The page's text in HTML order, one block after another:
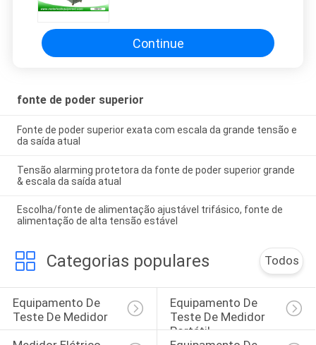
Continue
fonte de poder superior
Fonte de poder superior exata com escala da grande tensão e
da saída atual
Tensão alarming protetora da fonte de poder superior grande
& escala da saída atual
Escolha/fonte de alimentação ajustável trifásico, fonte de
alimentação de alta tensão estável
Categorias populares Todos
Equipamento De
Teste De Medidor
Equipamento De
Teste De Medidor
Portátil